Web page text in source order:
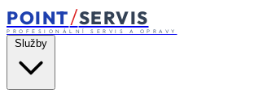
POINT/SERVIS
PROFESIONÁLNÍ SERVIS A OPRAVY
Služby